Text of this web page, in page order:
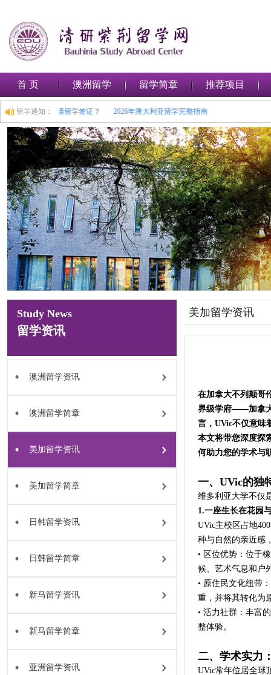
首 页 澳洲留学 留学简章 推荐项目
留学通知：
如何在澳大利亚申请留学签证？ 2026年澳大利亚留学完整指南
Study News
留学资讯
澳洲留学资讯
澳洲留学简章
美加留学资讯
美加留学简章
日韩留学资讯
日韩留学简章
新马留学资讯
新马留学简章
亚洲留学资讯
美加留学资讯
在加拿大不列颠哥
界级学府——加拿
言，UVic不仅意味
本文将带您深度探
何助力您的学术与
一、UVic的独
维多利亚大学不仅
1.一座生长在花园
UVic主校区占地
种与自然的亲近感
• 区位优势：位于
候、艺术气息和户
• 原住民文化纽带
重，并将其转化为
• 活力社群：丰富
整体验。
二、学术实力
UVic常年位居全球